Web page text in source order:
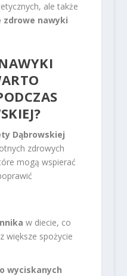
ale także
zdrowe nawyki
Dąbrowskiej
zdrowych
mogą wspierać
w diecie, co
większe spożycie
wyciskanych